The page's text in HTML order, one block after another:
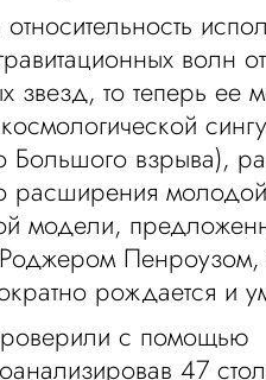
волн
звезд, то теперь ее
Большого взрыва),
расширения молодой
модели,
Пенроузом,
рождается и
с помощью
47